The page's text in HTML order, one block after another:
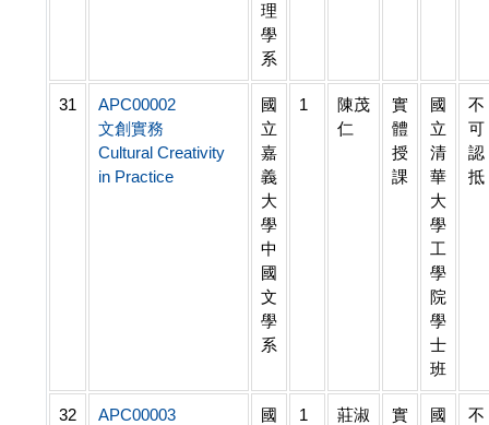
理
學
系
31
APC00002
文創實務
Cultural Creativity
in Practice
國
立
嘉
義
大
學
中
國
文
學
系
1
陳茂
仁
實
體
授
課
國
立
清
華
大
學
工
學
院
學
士
班
不
可
認
抵
32
APC00003
國
1
莊淑
實
國
不